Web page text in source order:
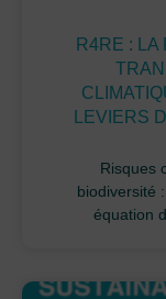
R4RE : LA
LEVIERS
Risques
biodiversité
équation